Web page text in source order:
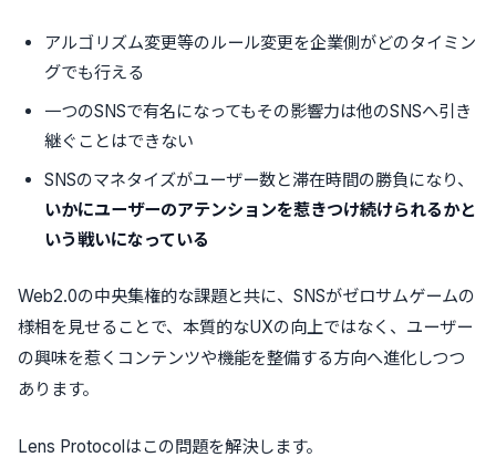
アルゴリズム変更等のルール変更を企業側がどのタイミン
グでも行える
一つのSNSで有名になってもその影響力は他のSNSへ引き
継ぐことはできない
SNSのマネタイズがユーザー数と滞在時間の勝負になり、
いかにユーザーのアテンションを惹きつけ続けられるかと
いう戦いになっている
Web2.0の中央集権的な課題と共に、SNSがゼロサムゲームの
様相を見せることで、本質的なUXの向上ではなく、ユーザー
の興味を惹くコンテンツや機能を整備する方向へ進化しつつ
あります。
Lens Protocolはこの問題を解決します。